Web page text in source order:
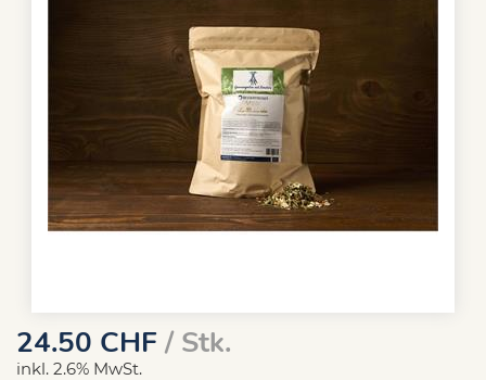
24.50 CHF/ Stk.
inkl. 2.6% MwSt.